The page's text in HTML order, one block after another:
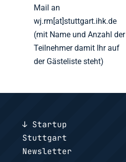
Mail an
wj.rm[at]stuttgart.ihk.de
(mit Name und Anzahl der
Teilnehmer damit Ihr auf
der Gästeliste steht)
↓ Startup
Stuttgart
Newsletter